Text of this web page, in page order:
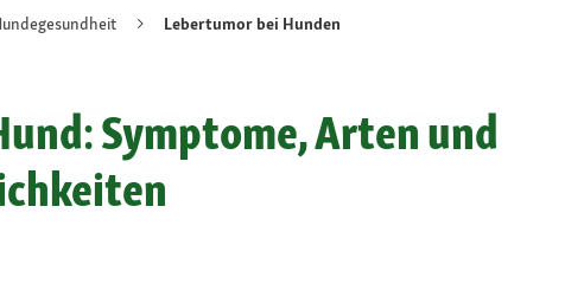
Lebertumor bei Hunden
Symptome, Arten und